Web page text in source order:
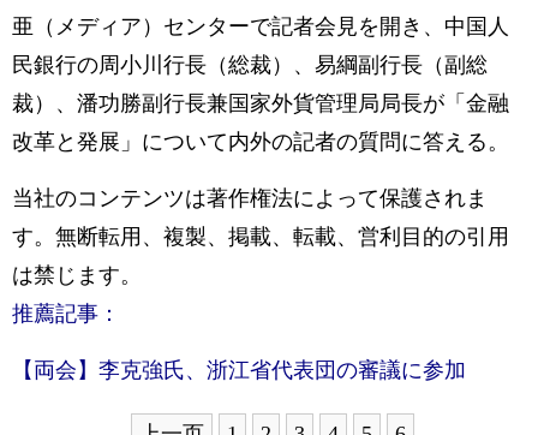
亜（メディア）センターで記者会見を開き、中国人
民銀行の周小川行長（総裁）、易綱副行長（副総
裁）、潘功勝副行長兼国家外貨管理局局長が「金融
改革と発展」について内外の記者の質問に答える。
当社のコンテンツは著作権法によって保護されま
す。無断転用、複製、掲載、転載、営利目的の引用
は禁じます。
推薦記事：
【両会】李克強氏、浙江省代表団の審議に参加